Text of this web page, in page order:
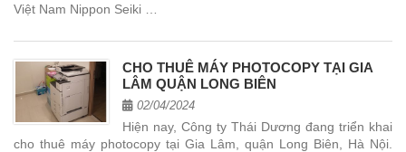
Việt Nam Nippon Seiki …
CHO THUÊ MÁY PHOTOCOPY TẠI GIA
LÂM QUẬN LONG BIÊN
02/04/2024
Hiện nay, Công ty Thái Dương đang triển khai
cho thuê máy photocopy tại Gia Lâm, quận Long Biên, Hà Nội.